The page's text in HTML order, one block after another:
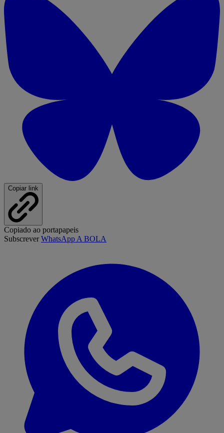
Copiar link
Copiado ao portapapeis
SubscreverWhatsApp A BOLA